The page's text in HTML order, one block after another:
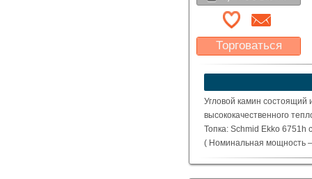
Торговаться
Какая цена Вас
устроит?
Указать цену
Угловой камин состоящий
высококачественного
Топка: Schmid Ekko 6751h
( Номинальная мощность